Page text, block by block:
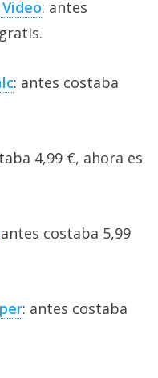
: antes
: antes costaba
4,99 €, ahora es
costaba 5,99
: antes costaba